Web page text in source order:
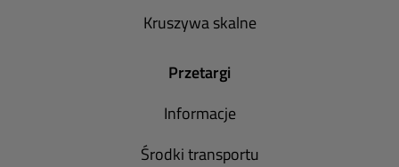
Kruszywa skalne
Przetargi
Informacje
Środki transportu